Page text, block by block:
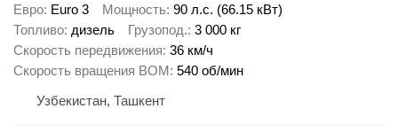
Евро Euro 3 Мощность 90 л.с. (66.15 кВт)
Топливо дизель Грузопод. 3 000 кг
Скорость передвижения 36 км/ч
Скорость вращения ВОМ 540 об/мин
Узбекистан, Ташкент